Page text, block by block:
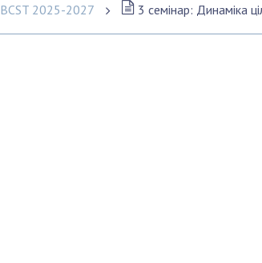
BCST 2025-2027 3 семінар: Динаміка